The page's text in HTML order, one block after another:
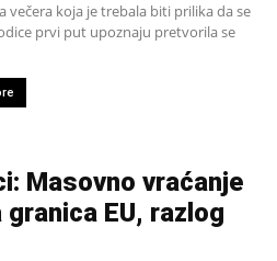
večera koja je trebala biti prilika da se
prvi put upoznaju pretvorila se
Masovno vraćanje
EU, razlog